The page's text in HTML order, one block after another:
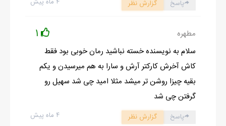
_ ساعت‌و ببين، احتمالا تا يک ساعت ديگه عمو اينا ميرسن اونوقت
همزمان تاره اي از موهام رو گرفت و کشيد.
با گيجي نگاهي به ساعت کردم که نزديک شيش نيم بود و من چقدر
گيجم که فراموش کردم مهمون داريم.
تو دلم خودم رو به رگبار فحش گرفتم و با حرص به سارا نگاه کردم که
کاملا آماده شده بود و خونسرد نگاهم مي کرد.
پاسخ گزارش نظر
مطهره 1
سلام به نویسنده خسته نباشید رمان خوبی بود فقط
کاش آخرش کارکتر آرش و سارا به هم میرسیدن و یکم
بقیه چیزا روشن تر میشد مثلا امید چی شد سهیل رو
گرفتن چی شد
۴ ماه پیش پاسخ گزارش نظر